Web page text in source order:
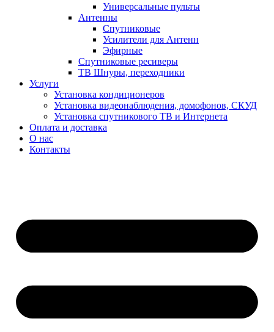
Универсальные пульты
Антенны
Спутниковые
Усилители для Антенн
Эфирные
Спутниковые ресиверы
ТВ Шнуры, переходники
Услуги
Установка кондиционеров
Установка видеонаблюдения, домофонов, СКУД
Установка спутникового ТВ и Интернета
Оплата и доставка
О нас
Контакты